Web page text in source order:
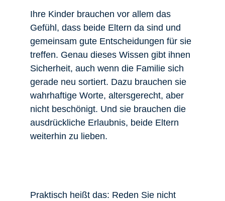
Ihre Kinder brauchen vor allem das
Gefühl, dass beide Eltern da sind und
gemeinsam gute Entscheidungen für sie
treffen. Genau dieses Wissen gibt ihnen
Sicherheit, auch wenn die Familie sich
gerade neu sortiert. Dazu brauchen sie
wahrhaftige Worte, altersgerecht, aber
nicht beschönigt. Und sie brauchen die
ausdrückliche Erlaubnis, beide Eltern
weiterhin zu lieben.
Praktisch heißt das: Reden Sie nicht